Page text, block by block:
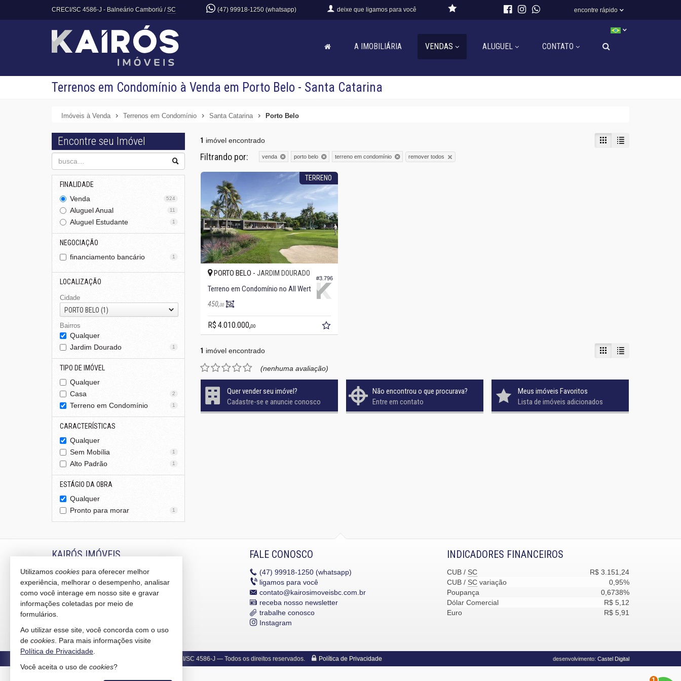
CRECI/SC 4586-J - Balneário Camboriú /SC (47) 99918-1250 (whatsapp) deixe que ligamos para você encontre rápido
A IMOBILIÁRIA VENDAS ALUGUEL CONTATO
Terrenos em Condomínio à Venda em Porto Belo - Santa Catarina
Imóveis à Venda Terrenos em Condomínio Santa Catarina Porto Belo
Encontre seu Imóvel
FINALIDADE
Venda
524
Aluguel Anual 11
Aluguel Estudante 1
NEGOCIAÇÃO
financiamento bancário
1
LOCALIZAÇÃO
Cidade
PORTO BELO (1)
Bairros
Qualquer
Jardim Dourado
1
TIPO DE IMÓVEL
Qualquer
Casa
2
Terreno em Condomínio 1
CARACTERÍSTICAS
Qualquer
Sem Mobília
1
Alto Padrão 1
ESTÁGIO DA OBRA
Qualquer
Pronto para morar
1
1 imóvel encontrado
Filtrando por: venda porto belo terreno em condomínio remover todos
TERRENO
#3.796
PORTO BELO - JARDIM DOURADO
Terreno em Condomínio no All Wert
450,00
R$ 4.010.000,00
1 imóvel encontrado
(nenhuma avaliação)
Quer vender seu imóvel?
Cadastre-se e anuncie conosco
Não encontrou o que procurava?
Entre em contato
Meus imóveis Favoritos
Lista de imóveis adicionados
KAIRÓS IMÓVEIS
Rua 1121, 100
Centro - 88330-783
Balneário Camboriú / SC
mapa google
cadastre seu imóvel
mapa de imóveis
FALE CONOSCO
(47) 99918-1250 (whatsapp)
ligamos para você
contato@kairosimoveisbc.com.br
receba nosso newsletter
trabalhe conosco
Instagram
INDICADORES FINANCEIROS
CUB / SC
R$ 3.151,24
CUB / SC variação
0,95%
Poupança
0,6738%
Dólar Comercial
R$ 5,12
Euro
R$ 5,91
CRECI/SC 4586-J — Todos os direitos reservados. Política de Privacidade desenvolvimento: Castel Digital
Utilizamos cookies para oferecer melhor
experiência, melhorar o desempenho, analisar
como você interage em nosso site e gravar
informações coletadas por meio de
formulários.
Ao utilizar esse site, você concorda com o uso
de cookies . Para mais informações visite
Política de Privacidade
Você aceita o uso de cookies?